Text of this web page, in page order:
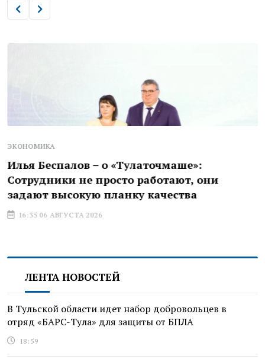
ЭКОНОМИКА
Илья Беспалов – о «Тулаточмаше»:
Сотрудники не просто работают, они
задают высокую планку качества
16:35 06 АВГУСТА 2026
ЛЕНТА НОВОСТЕЙ
В Тульской области идет набор добровольцев в
отряд «БАРС-Тула» для защиты от БПЛА
18:59